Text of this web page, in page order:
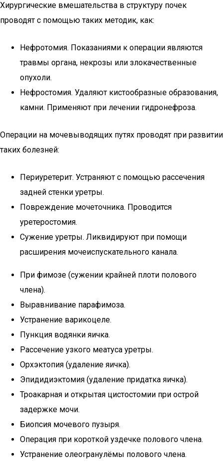
Хирургические вмешательства в структуру почек
проводят с помощью таких методик, как:
Нефротомия. Показаниями к операции являются
травмы органа, некрозы или злокачественные
опухоли.
Нефростомия. Удаляют кистообразные образования,
камни. Применяют при лечении гидронефроза.
Операции на мочевыводящих путях проводят при развитии
таких болезней:
Периуретерит. Устраняют с помощью рассечения
задней стенки уретры.
Повреждение мочеточника. Проводится
уретеростомия.
Сужение уретры. Ликвидируют при помощи
расширения мочеиспускательного канала.
При фимозе (сужении крайней плоти полового
члена).
Выравнивание парафимоза.
Устранение варикоцеле.
Пункция водянки яичка.
Рассечение узкого меатуса уретры.
Орхэктопия (удаление яичка).
Эпидидиэктомия (удаление придатка яичка).
Троакарная и открытая цистостомии при острой
задержке мочи.
Биопсия мочевого пузыря.
Операция при короткой уздечке полового члена.
Устранение олеогранулёмы полового члена.